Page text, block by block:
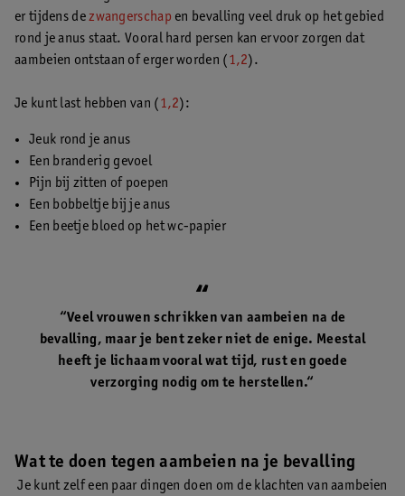
er tijdens dezwangerschap en bevalling veel druk op het gebied
rond je anus staat. Vooral hard persen kan ervoor zorgen dat
aambeien ontstaan of erger worden (1,2).
Je kunt last hebben van (1,2):
Jeuk rond je anus
Een branderig gevoel
Pijn bij zitten of poepen
Een bobbeltje bij je anus
Een beetje bloed op het wc-papier
“Veel vrouwen schrikken van aambeien na de
bevalling, maar je bent zeker niet de enige. Meestal
heeft je lichaam vooral wat tijd, rust en goede
verzorging nodig om te herstellen.“
Wat te doen tegen aambeien na je bevalling
Je kunt zelf een paar dingen doen om de klachten van aambeien